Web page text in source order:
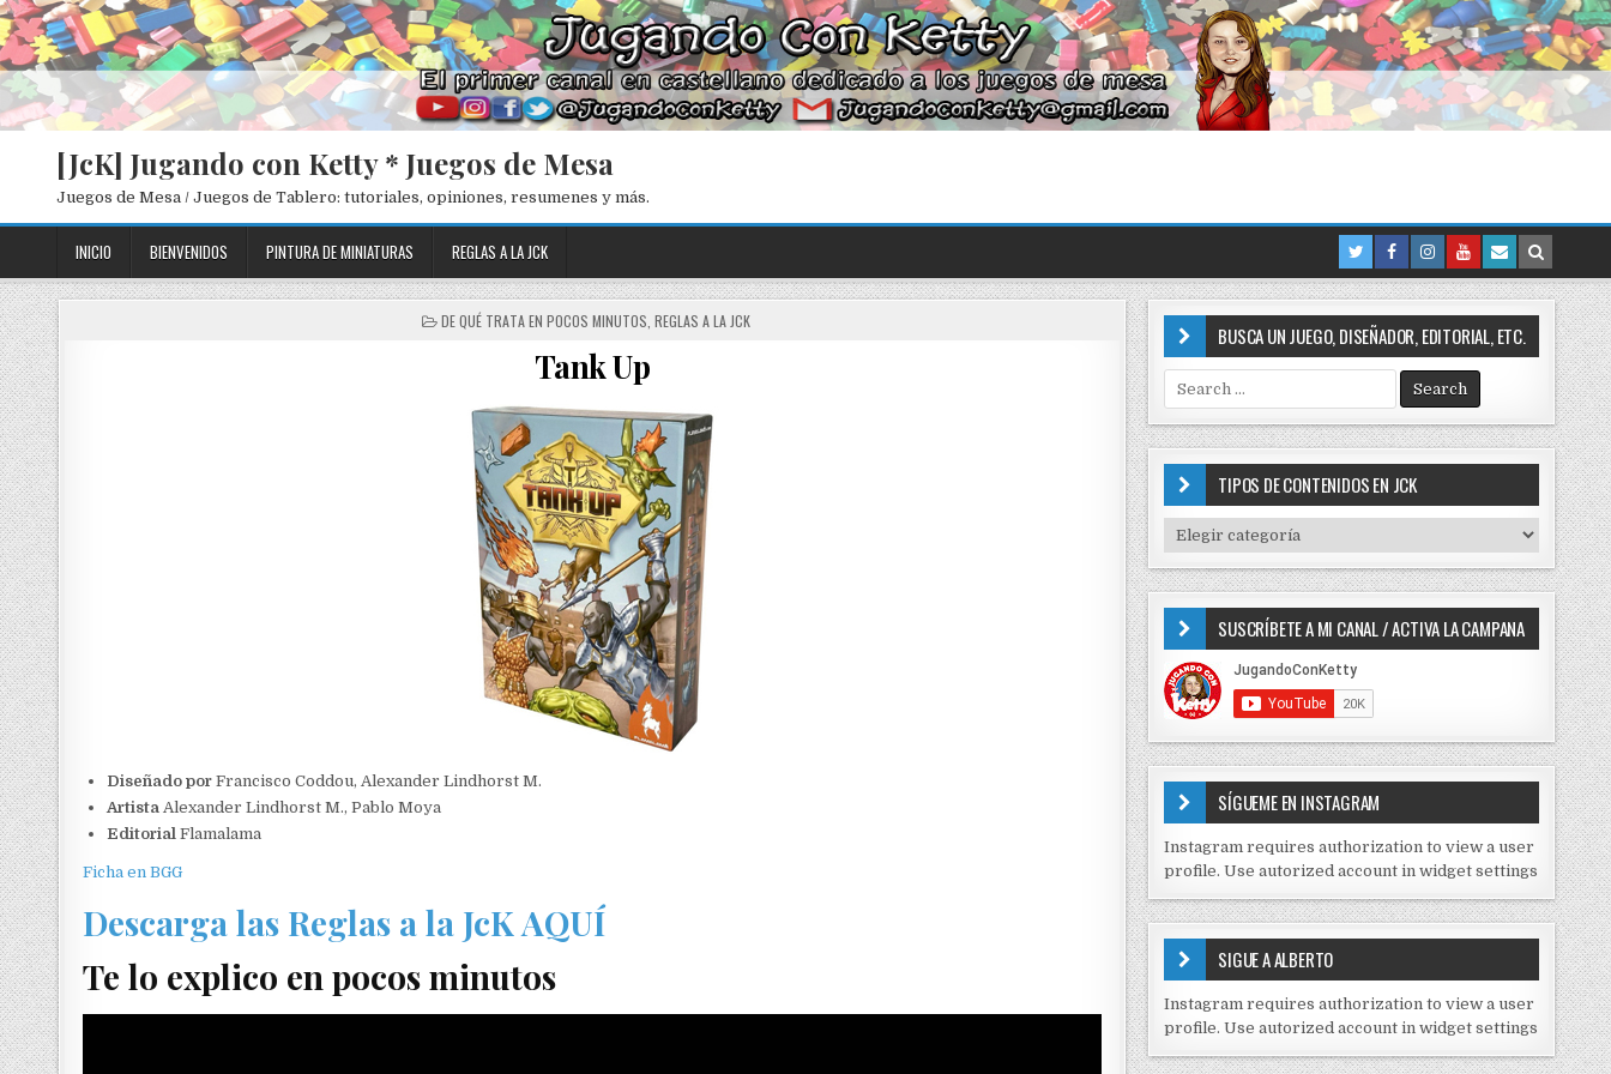
[JcK] Jugando con Ketty * Juegos de Mesa
Juegos de Mesa / Juegos de Tablero: tutoriales, opiniones, resumenes y más.
INICIO BIENVENIDOS PINTURA DE MINIATURAS REGLAS A LA JCK
P
DE QUÉ TRATA EN POCOS MINUTOS ,REGLAS A LA JCK
Tank Up
Diseñado porFrancisco Coddou, Alexander Lindhorst M.
ArtistaAlexander Lindhorst M., Pablo Moya
EditorialFlamalama
Ficha en BGG
Descarga las Reglas a la JcK AQUÍ
Te lo explico en pocos minutos
BUSCA UN JUEGO, DISEÑADOR, EDITORIAL, ETC.
e
a
r
o
r
:
TIPOS DE CONTENIDOS EN JCK
I
P
D
E
C
N
T
I
D
S
E
J
C
K
SUSCRÍBETE A MI CANAL / ACTIVA LA CAMPANA
SÍGUEME EN INSTAGRAM
Instagram requires authorization to view a user
profile. Use autorized account in widget settings
SIGUE A ALBERTO
Instagram requires authorization to view a user
profile. Use autorized account in widget settings